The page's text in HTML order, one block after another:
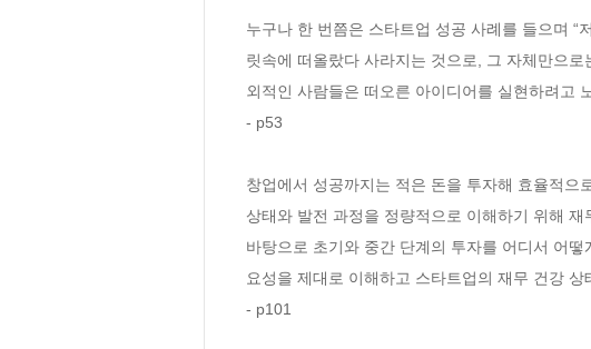
누구나 한 번쯤은 스타트업 성공 사례를 들으며
릿속에 떠올랐다 사라지는 것으로, 그 자체만으
외적인 사람들은 떠오른 아이디어를 실현하려고
- p53
창업에서 성공까지는 적은 돈을 투자해 효율적으
상태와 발전 과정을 정량적으로 이해하기 위해
바탕으로 초기와 중간 단계의 투자를 어디서 어
요성을 제대로 이해하고 스타트업의 재무 건강
- p101